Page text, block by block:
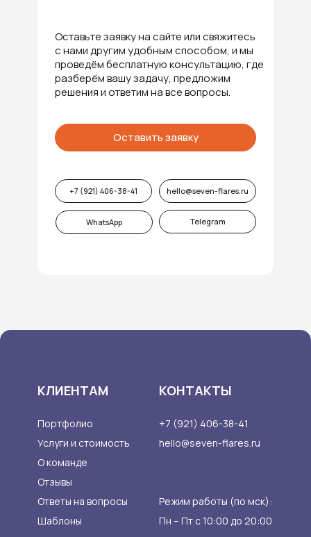
Оставьте заявку на сайте или свяжитесь
с нами другим удобным способом, и мы
проведём бесплатную консультацию, где
разберём вашу задачу, предложим
решения и ответим на все вопросы.
Оставить заявку
+7 (921) 406-38-41 hello@seven-flares.ru
WhatsApp Telegram
КЛИЕНТАМ КОНТАКТЫ
Портфолио
Услуги и стоимость
О команде
Отзывы
Ответы на вопросы
Шаблоны
Режим работы (по мск):
Пн – Пт с 10:00 до 20:00
+7 (921) 406-38-41
hello@seven-flares.ru